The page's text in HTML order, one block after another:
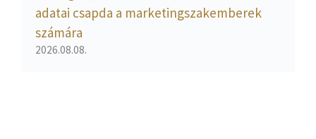
adatai csapda a marketingszakemberek
számára
2026.08.08.